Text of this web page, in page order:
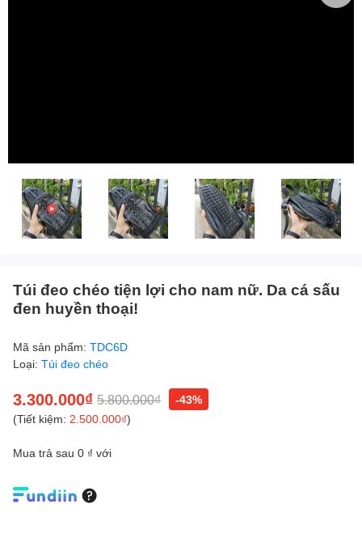
Túi đeo chéo tiện lợi cho nam nữ. Da cá sấu
đen huyền thoại!
Mã sản phẩm: TDC6D
Loại: Túi đeo chéo
3.300.000₫ 5.800.000₫
-43%
(Tiết kiệm: 2.500.000₫)
Mua trả sau 0 ₫ với